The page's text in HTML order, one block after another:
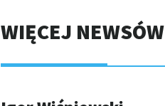
WIĘCEJ NEWSÓW